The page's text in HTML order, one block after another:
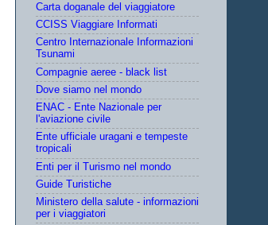
Carta doganale del viaggiatore
CCISS Viaggiare Informati
Centro Internazionale Informazioni
Tsunami
Compagnie aeree - black list
Dove siamo nel mondo
ENAC - Ente Nazionale per
l'aviazione civile
Ente ufficiale uragani e tempeste
tropicali
Enti per il Turismo nel mondo
Guide Turistiche
Ministero della salute - informazioni
per i viaggiatori